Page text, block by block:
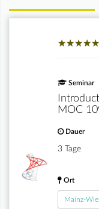
★★★★★
★★★★★
Seminar
MOC
Dauer
3 Tage
Ort
Mainz-